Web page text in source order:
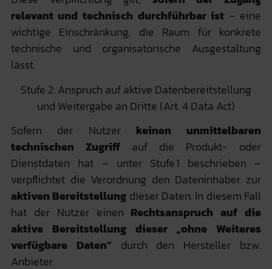
relevant und technisch durchführbar ist – eine
wichtige Einschränkung, die Raum für konkrete
technische und organisatorische Ausgestaltung
lässt.
Stufe 2: Anspruch auf aktive Datenbereitstellung
und Weitergabe an Dritte (Art. 4 Data Act)
Sofern der Nutzer keinen unmittelbaren
technischen Zugriffauf die Produkt- oder
Dienstdaten hat – unter Stufe 1 beschrieben –
verpflichtet die Verordnung den Dateninhaber zur
aktiven Bereitstellung dieser Daten. In diesem Fall
hat der Nutzer einen Rechtsanspruch auf die
aktive Bereitstellung dieser „ohne Weiteres
verfügbare Daten“ durch den Hersteller bzw.
Anbieter.